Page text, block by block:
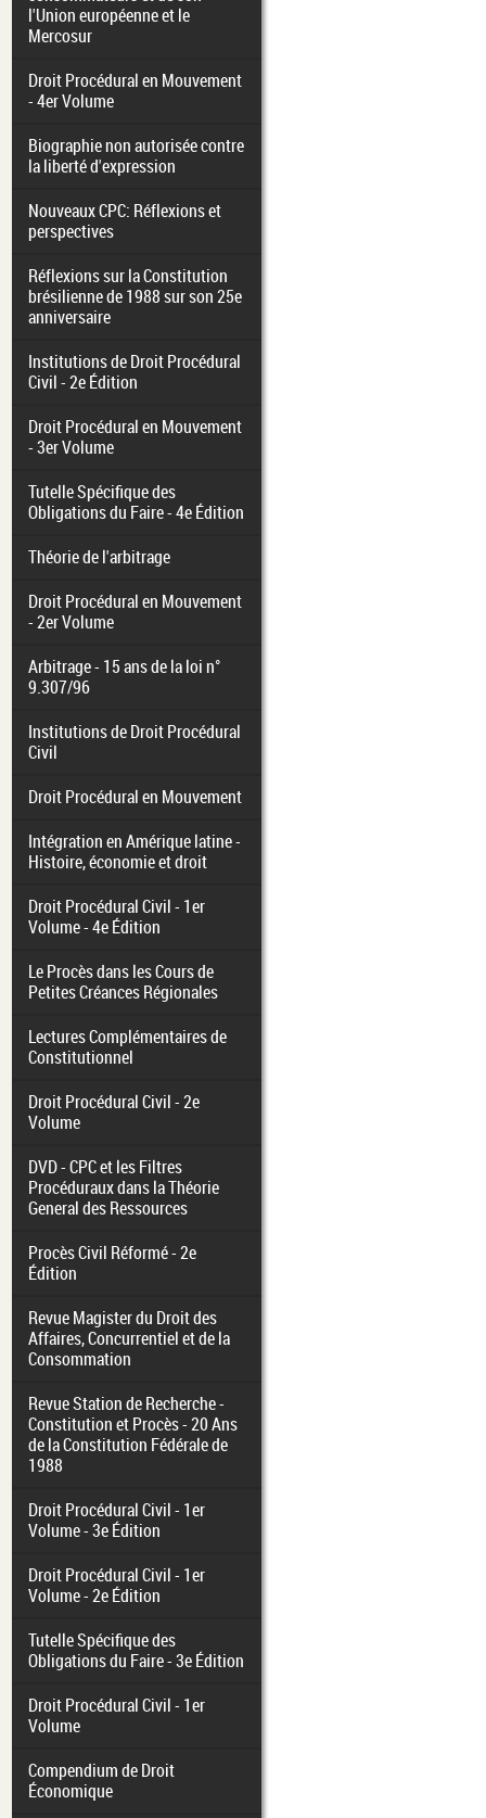
l'Union européenne et le
Mercosur
Droit Procédural en Mouvement
- 4er Volume
Biographie non autorisée contre
la liberté d'expression
Nouveaux CPC: Réflexions et
perspectives
Réflexions sur la Constitution
brésilienne de 1988 sur son 25e
anniversaire
Institutions de Droit Procédural
Civil - 2e Édition
Droit Procédural en Mouvement
- 3er Volume
Tutelle Spécifique des
Obligations du Faire - 4e Édition
Théorie de l'arbitrage
Droit Procédural en Mouvement
- 2er Volume
Arbitrage - 15 ans de la loi n°
9.307/96
Institutions de Droit Procédural
Civil
Droit Procédural en Mouvement
Intégration en Amérique latine -
Histoire, économie et droit
Droit Procédural Civil - 1er
Volume - 4e Édition
Le Procès dans les Cours de
Petites Créances Régionales
Lectures Complémentaires de
Constitutionnel
Droit Procédural Civil - 2e
Volume
DVD - CPC et les Filtres
Procéduraux dans la Théorie
General des Ressources
Procès Civil Réformé - 2e
Édition
Revue Magister du Droit des
Affaires, Concurrentiel et de la
Consommation
Revue Station de Recherche -
Constitution et Procès - 20 Ans
de la Constitution Fédérale de
1988
Droit Procédural Civil - 1er
Volume - 3e Édition
Droit Procédural Civil - 1er
Volume - 2e Édition
Tutelle Spécifique des
Obligations du Faire - 3e Édition
Droit Procédural Civil - 1er
Volume
Compendium de Droit
Économique